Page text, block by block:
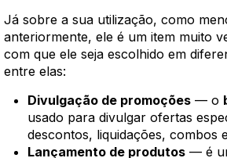
Já sobre a sua utilização, como
anteriormente, ele é um item muito
com que ele seja escolhido em
entre elas:
Divulgação de promoções — o
usado para divulgar ofertas
descontos, liquidações, combos
Lançamento de produtos — é